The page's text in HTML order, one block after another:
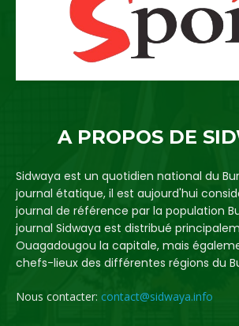
A PROPOS DE
Sidwaya est un quotidien national du
journal étatique, il est aujourd'hui
journal de référence par la population
journal Sidwaya est distribué
Ouagadougou la capitale, mais
chefs-lieux des différentes régions du
Nous contacter: contact@sidwaya.info